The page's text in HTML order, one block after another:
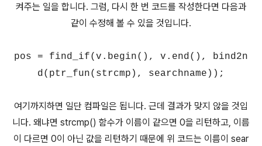
켜주는 일을 합니다. 그럼, 다시 한 번 코드를 작성한다면 다음과
같이 수정해 볼 수 있을 것입니다.
pos = find_if(v.begin(), v.end(), bind2n
d(ptr_fun(strcmp), searchname));
여기까지하면 일단 컴파일은 됩니다. 근데 결과가 맞지 않을 것입
니다. 왜냐면 strcmp() 함수가 이름이 같으면 0을 리턴하고, 이름
이 다르면 0이 아닌 값을 리턴하기 때문에 위 코드는 이름이 sear